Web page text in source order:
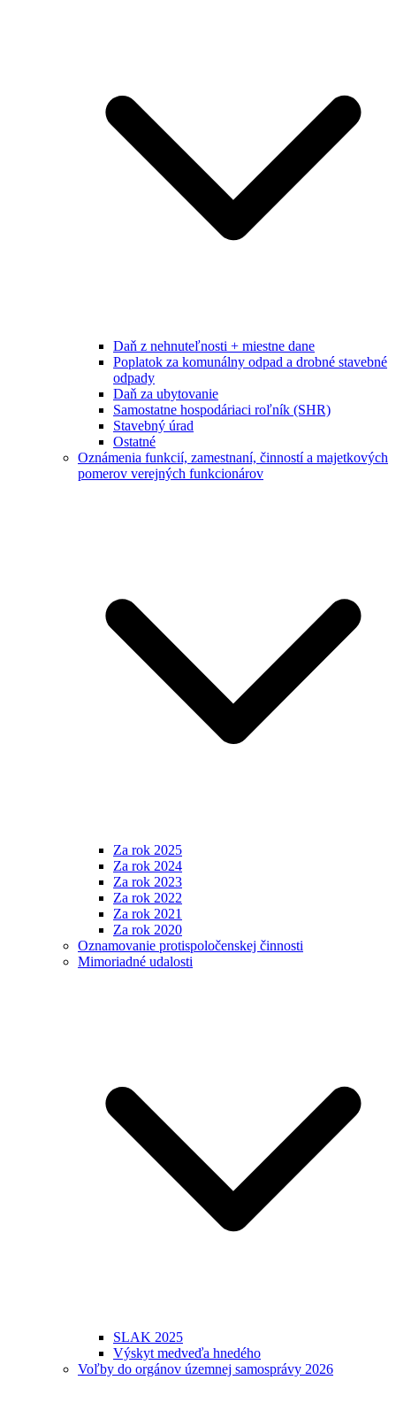
Daň z nehnuteľnosti + miestne dane
Poplatok za komunálny odpad a drobné stavebné
odpady
Daň za ubytovanie
Samostatne hospodáriaci roľník (SHR)
Stavebný úrad
Ostatné
Oznámenia funkcií, zamestnaní, činností a majetkových
pomerov verejných funkcionárov
Za rok 2025
Za rok 2024
Za rok 2023
Za rok 2022
Za rok 2021
Za rok 2020
Oznamovanie protispoločenskej činnosti
Mimoriadné udalosti
SLAK 2025
Výskyt medveďa hnedého
Voľby do orgánov územnej samosprávy 2026